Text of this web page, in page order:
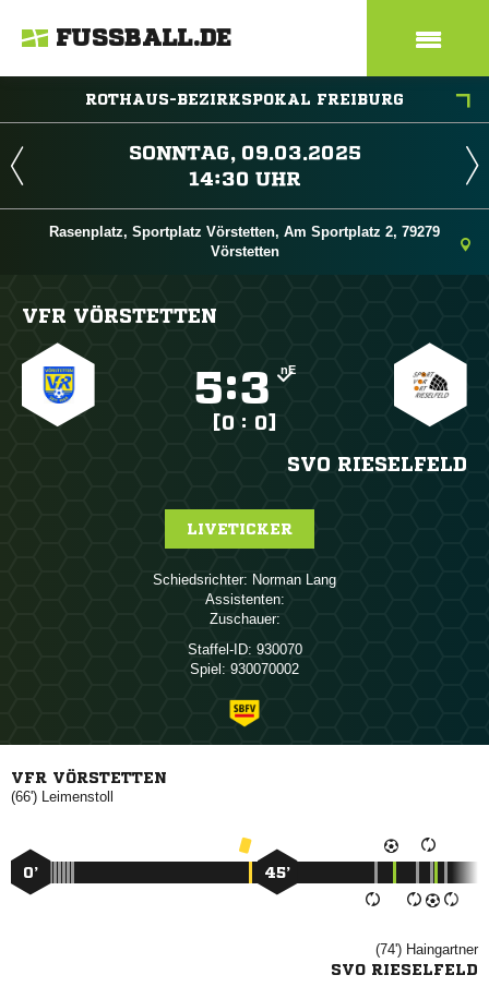
FUSSBALL.DE
ROTHAUS-BEZIRKSPOKAL FREIBURG
 
 
Rasenplatz, Sportplatz Vörstetten, Am Sportplatz 2, 79279
Vörstetten
VFR VÖRSTETTEN
: nE
[0 : 0]
SVO RIESELFELD
LIVETICKER
Schiedsrichter:  
Assistenten:
Zuschauer:
Staffel-ID: 930070
Spiel: 930070002
VFR VÖRSTETTEN
(66') 
0’ 45’
(74') 
SVO RIESELFELD